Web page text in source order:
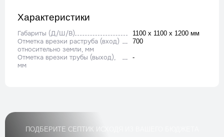
Характеристики
Габариты (Д/Ш/В) 1100 x 1100 x 1200 мм
Отметка врезки раструба (вход)
относительно земли, мм
700
Отметка врезки трубы (выход),
мм
-
ПОДБЕРИТЕ СЕПТИК ИСХОДЯ ИЗ ВАШЕГО БЮДЖЕТА